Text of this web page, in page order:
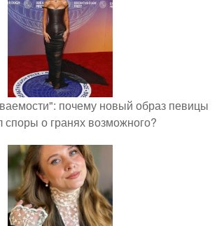
почему новый образ певицы
споры о гранях возможного?